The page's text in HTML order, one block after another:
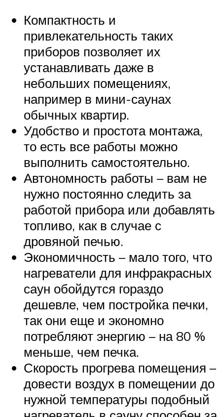
Компактность и
привлекательность таких
приборов позволяет их
устанавливать даже в
небольших помещениях,
например в мини-саунах
обычных квартир.
Удобство и простота монтажа,
то есть все работы можно
выполнить самостоятельно.
Автономность работы – вам не
нужно постоянно следить за
работой прибора или добавлять
топливо, как в случае с
дровяной печью.
Экономичность – мало того, что
нагреватели для инфракрасных
саун обойдутся гораздо
дешевле, чем постройка печки,
так они еще и экономно
потребляют энергию – на 80 %
меньше, чем печка.
Скорость прогрева помещения –
довести воздух в помещении до
нужной температуры подобный